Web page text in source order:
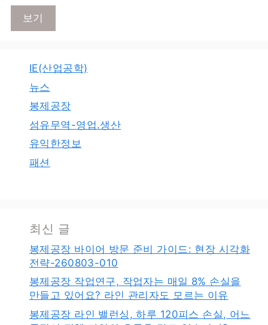
보기
IE(산업공학)
뉴스
봉제공장
섬유무역-영업.생산
유익한정보
패션
최신 글
봉제공장 바이어 방문 준비 가이드: 현장 시각화
전략-260803-010
봉제공장 작업연구, 작업자는 매일 8% 손실을
만들고 있어요? 라인 관리자도 모르는 이유
봉제공장 라인 밸런싱, 하루 120피스 손실, 어느